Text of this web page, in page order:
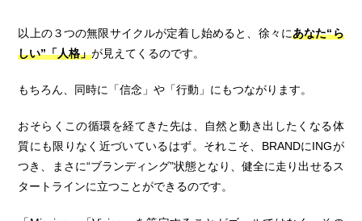
以上の３つの無限サイクルが定着し始めると、徐々にあなた“ら
しい”「人格」が見えてくるのです。
もちろん、同時に「信念」や「行動」にもつながります。
おそらくこの循環を経てきた先は、自然と動き出したくなる体
質にも限りなく近づいているはず。それこそ、BRANDにINGが
つき、まさに“ブランディング”状態となり、健全に走り出せるス
タートラインに立つことができるのです。